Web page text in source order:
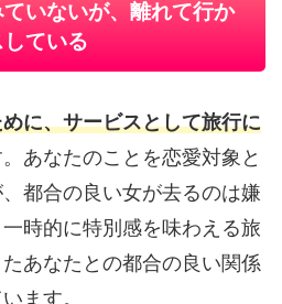
いないが、離れて行か
ている
に、サービスとして旅行に
あなたのことを恋愛対象と
都合の良い女が去るのは嫌
時的に特別感を味わえる旅
あなたとの都合の良い関係
ます。